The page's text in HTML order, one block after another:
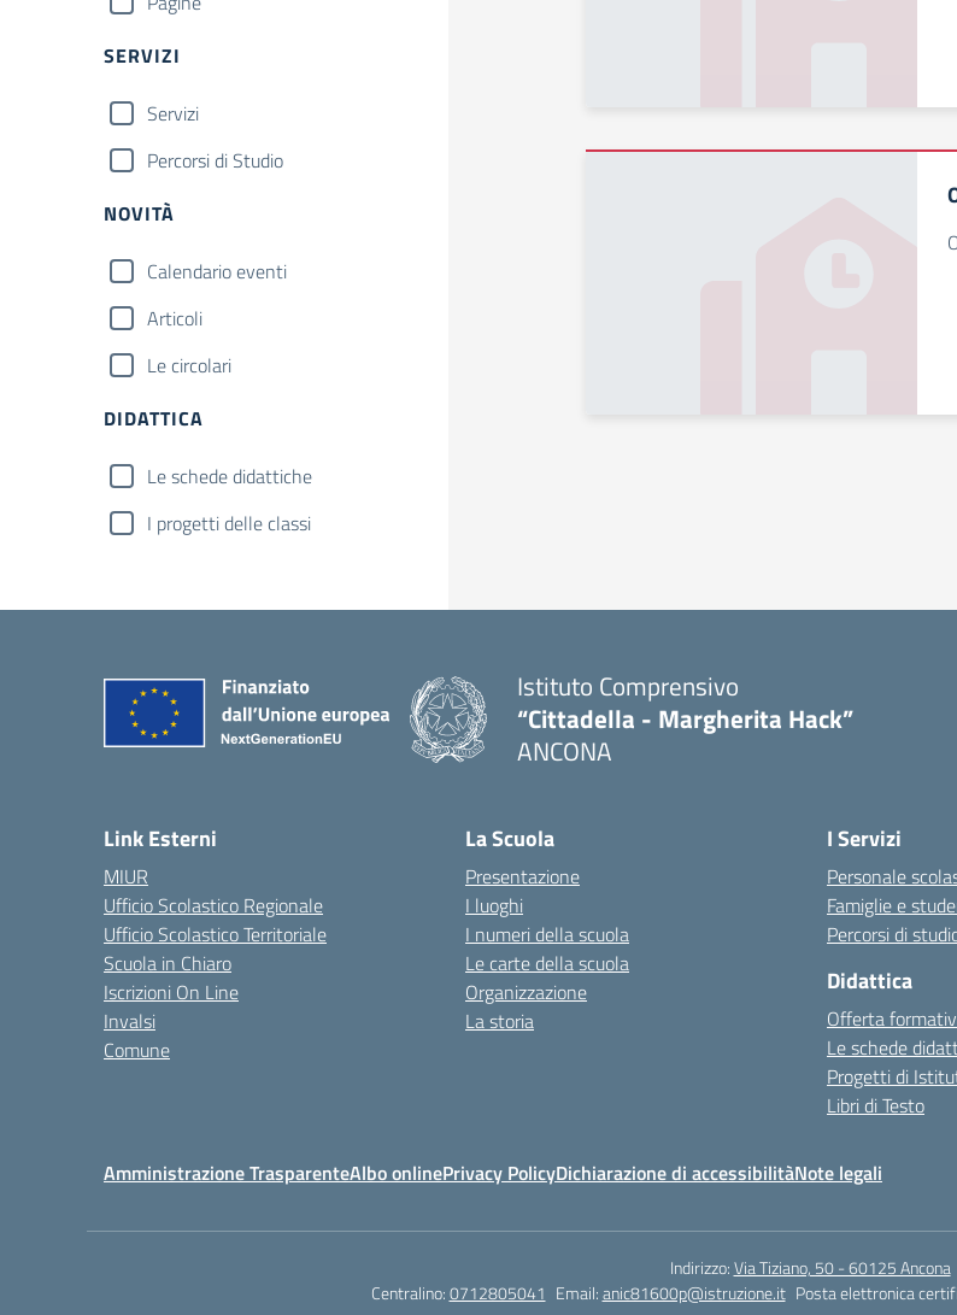
SERVIZI
Servizi
Percorsi di Studio
NOVITÀ
Calendario eventi
Articoli
Le circolari
DIDATTICA
Le schede didattiche
I progetti delle classi
Istituto Comprensivo
“Cittadella - Margherita Hack”
ANCONA
Link Esterni
MIUR
Ufficio Scolastico Regionale
Ufficio Scolastico Territoriale
Scuola in Chiaro
Iscrizioni On Line
Invalsi
Comune
La Scuola
Presentazione
I luoghi
I numeri della scuola
Le carte della scuola
Organizzazione
La storia
I Servizi
Personale
Famiglie e
Percorsi di
Didattica
Offerta
Le schede
Progetti di
Libri di Testo
Amministrazione TrasparenteAlbo onlinePrivacy PolicyDichiarazione di accessibilitàNote legali
Indirizzo:Via Tiziano, 50 - 60125 Ancona
Centralino:0712805041 Email:anic81600p@istruzione.it Posta elettronica